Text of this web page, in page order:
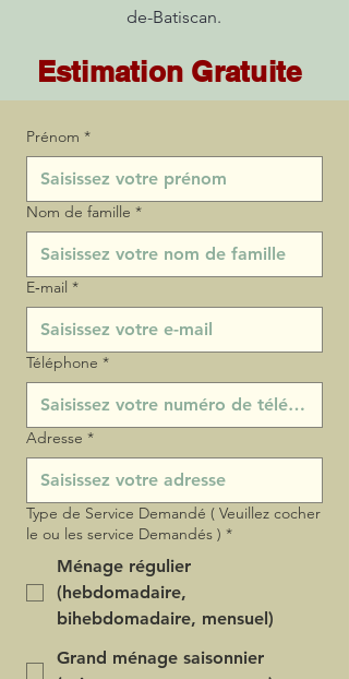
de-Batiscan.
Estimation Gratuite
Prénom *
Nom de famille *
E‑mail *
Téléphone *
Adresse *
Type de Service Demandé ( Veuillez cocher
le ou les service Demandés ) *
Ménage régulier
(hebdomadaire,
bihebdomadaire, mensuel)
Grand ménage saisonnier